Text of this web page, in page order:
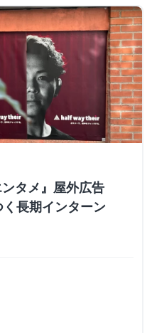
ンタメ』屋外広告
く長期インターン